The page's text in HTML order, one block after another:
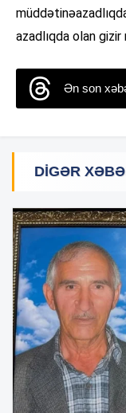
azadlıqda olan
Ən son
DIGƏR